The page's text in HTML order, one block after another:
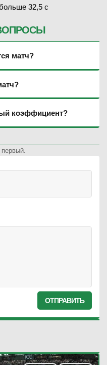
32,5 с
матч?
коэффициент?
ОТПРАВИТЬ